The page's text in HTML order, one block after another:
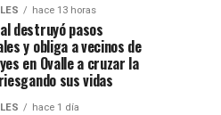
hace 13 horas
destruyó pasos
y obliga a vecinos de
en Ovalle a cruzar la
sus vidas
hace 1 día